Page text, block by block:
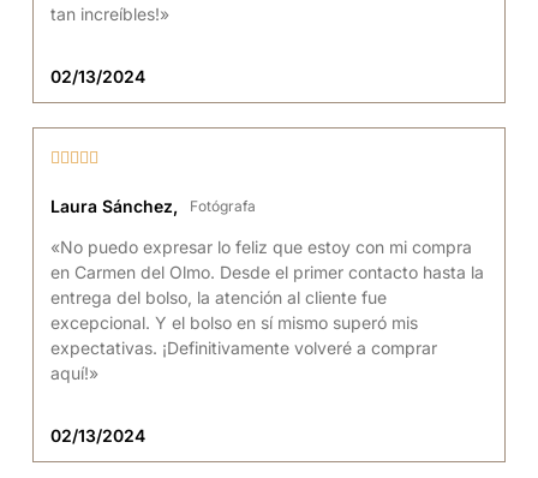
tan increíbles!»
02/13/2024
    
Laura Sánchez, Fotógrafa
«No puedo expresar lo feliz que estoy con mi compra
en Carmen del Olmo. Desde el primer contacto hasta la
entrega del bolso, la atención al cliente fue
excepcional. Y el bolso en sí mismo superó mis
expectativas. ¡Definitivamente volveré a comprar
aquí!»
02/13/2024